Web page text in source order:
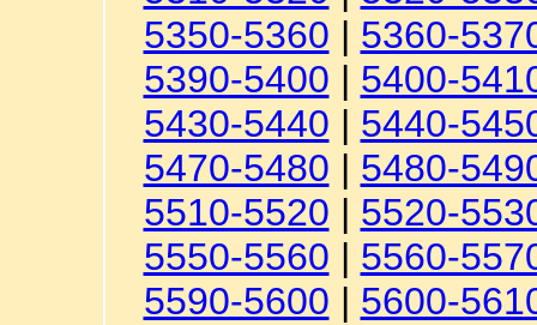
5350-5360 | 5360-
5390-5400 | 5400-
5430-5440 | 5440-
5470-5480 | 5480-
5510-5520 | 5520-
5550-5560 | 5560-
5590-5600 | 5600-